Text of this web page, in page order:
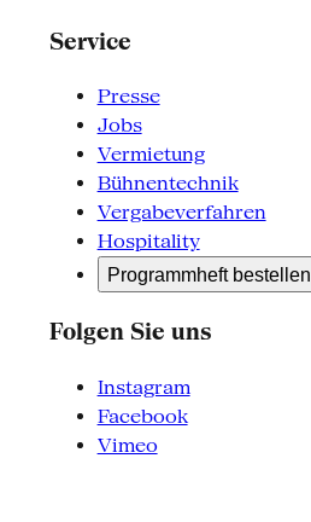
Service
Presse
Jobs
Vermietung
Bühnentechnik
Vergabeverfahren
Hospitality
Programmheft bestellen
Folgen Sie uns
Instagram
Facebook
Vimeo